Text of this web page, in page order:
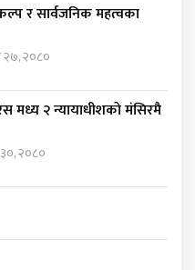
र सार्वजनिक महत्वका
२७, २०८०
मध्य २ न्यायाधीशकाे मंसिरमै
२०८०